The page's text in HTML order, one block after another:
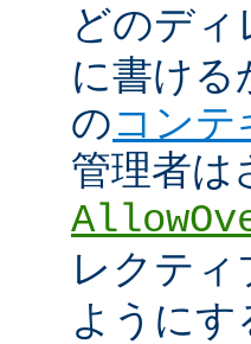
どのデ
に書ける
のコンテ
管理者は
レクティ
ように